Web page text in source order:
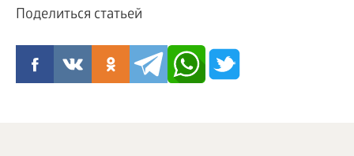
Поделиться статьей